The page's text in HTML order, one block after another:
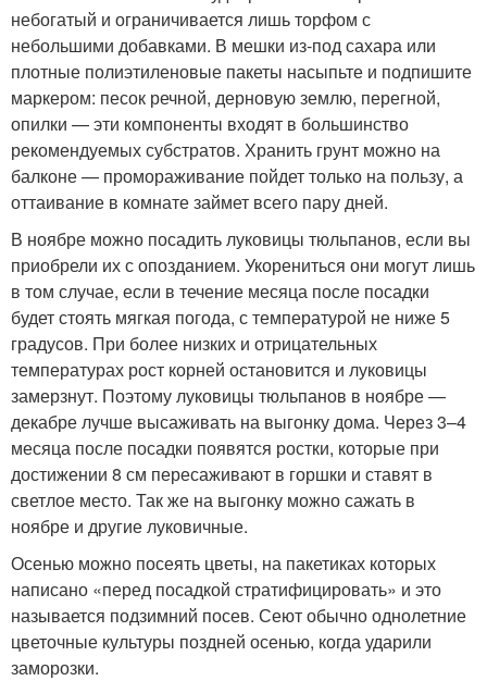
небогатый и ограничивается лишь торфом с
небольшими добавками. В мешки из-под сахара или
плотные полиэтиленовые пакеты насыпьте и подпишите
маркером: песок речной, дерновую землю, перегной,
опилки — эти компоненты входят в большинство
рекомендуемых субстратов. Хранить грунт можно на
балконе — промораживание пойдет только на пользу, а
оттаивание в комнате займет всего пару дней.
В ноябре можно посадить луковицы тюльпанов, если вы
приобрели их с опозданием. Укорениться они могут лишь
в том случае, если в течение месяца после посадки
будет стоять мягкая погода, с температурой не ниже 5
градусов. При более низких и отрицательных
температурах рост корней остановится и луковицы
замерзнут. Поэтому луковицы тюльпанов в ноябре —
декабре лучше высаживать на выгонку дома. Через 3–4
месяца после посадки появятся ростки, которые при
достижении 8 см пересаживают в горшки и ставят в
светлое место. Так же на выгонку можно сажать в
ноябре и другие луковичные.
Осенью можно посеять цветы, на пакетиках которых
написано «перед посадкой стратифицировать» и это
называется подзимний посев. Сеют обычно однолетние
цветочные культуры поздней осенью, когда ударили
заморозки.